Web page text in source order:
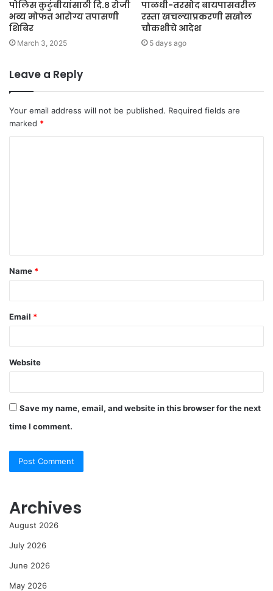
पोलिस कुटुंबीयांसाठी दि.८ रोजी
भव्य मोफत आरोग्य तपासणी
शिबिर
March 3, 2025
पाळधी-तरसोद बायपासवरील
रस्ता खचल्याप्रकरणी सखोल
चौकशीचे आदेश
5 days ago
Leave a Reply
Your email address will not be published. Required fields are
marked *
t
*
Name *
Email *
Website
Save my name, email, and website in this browser for the next
time I comment.
Archives
August 2026
July 2026
June 2026
May 2026